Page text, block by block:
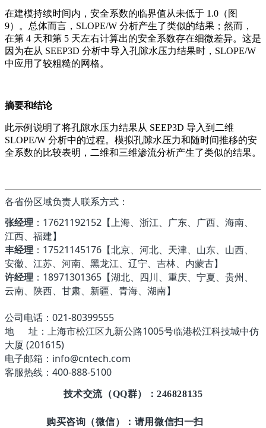
在建模持续时间内，安全系数的临界值从未低于 1.0（图
9）。总体而言，SLOPE/W 分析产生了类似的结果；然而，
在第 4 天和第 5 天左右计算出的安全系数存在细微差异。这是
因为在从 SEEP3D 分析中导入孔隙水压力结果时，SLOPE/W
中应用了较粗糙的网格。
摘要和结论
此示例说明了将孔隙水压力结果从 SEEP3D 导入到二维
SLOPE/W 分析中的过程。模拟孔隙水压力和随时间推移的安
全系数的比较表明，二维和三维渗流分析产生了类似的结果。
各省份区域负责人联系方式：
张经理：17621192152【上海、浙江、广东、广西、海南、
江西、福建】
丰经理：17521145176【北京、河北、天津、山东、山西、
安徽、江苏、河南、黑龙江、辽宁、吉林、内蒙古】
许经理：18971301365【湖北、四川、重庆、宁夏、贵州、
云南、陕西、甘肃、新疆、青海、湖南】
公司电话：021-80399555
地 址：上海市松江区九新公路1005号临港松江科技城中仿
大厦 (201615)
电子邮箱：info@cntech.com
客服热线：400-888-5100
技术交流（QQ群）：246828135
购买咨询（微信）：请用微信扫一扫